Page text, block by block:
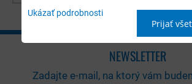
NEWSLETTER
Zadajte e-mail, na ktorý vám
Ukázať podrobnosti
Prijať